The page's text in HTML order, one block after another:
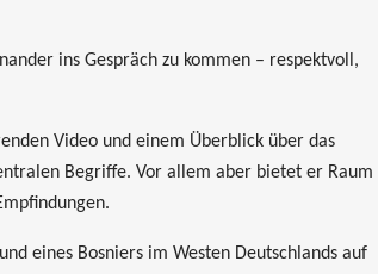
ins Gespräch zu kommen – respektvoll,
Video und einem Überblick über das
Begriffe. Vor allem aber bietet er Raum
eines Bosniers im Westen Deutschlands auf